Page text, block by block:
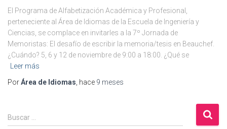
El Programa de Alfabetización Académica y Profesional,
perteneciente al Área de Idiomas de la Escuela de Ingeniería y
Ciencias, se complace en invitarles a la 7º Jornada de
Memoristas: El desafío de escribir la memoria/tesis en Beauchef.
¿Cuándo? 5, 6 y 12 de noviembre de 9:00 a 18:00. ¿Qué se
Leer más
PorÁrea de Idiomas , hace 9 meses
B
u
Buscar …